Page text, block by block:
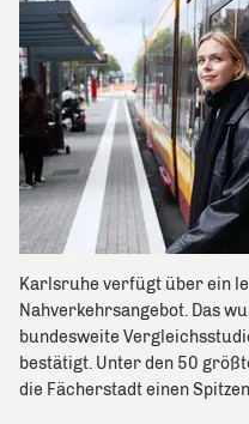
Karlsruhe verfügt über ein
Nahverkehrsangebot. Das
bundesweite
bestätigt. Unter den 50
die Fächerstadt einen